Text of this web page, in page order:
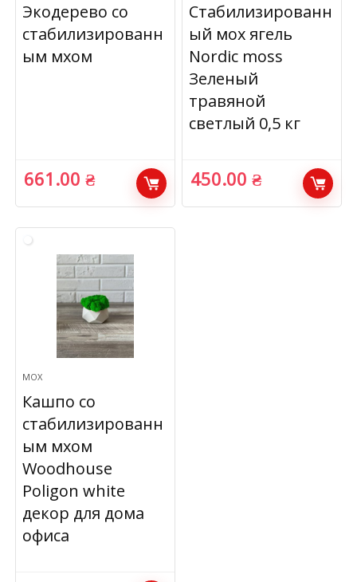
Экодерево со
стабилизированн
ым мхом
661.00₴
Стабилизированн
ый мох ягель
Nordic moss
Зеленый
травяной
светлый 0,5 кг
450.00₴
МОХ
Кашпо со
стабилизированн
ым мхом
Woodhouse
Poligon white
декор для дома
офиса